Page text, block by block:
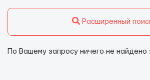
Расширенный
По Вашему запросу ничего не найдено